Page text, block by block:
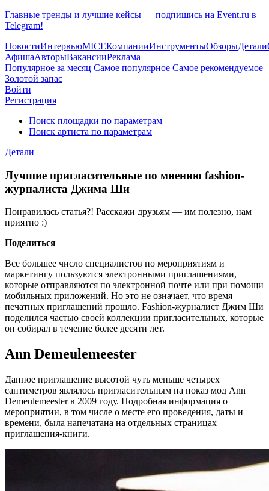
Главные тренды и лучшие кейсы — подпишись на Event.ru в
Telegram!
НовостиИнтервьюMICEКомпанииИнструментыОбзорыДетали
АфишаАвторыВакансииРеклама
Популярное за месяц Самое популярное Самое рекомендуемое
Золотой запас
Войти
Регистрация
Поиск площадки по параметрам
Поиск артиста по параметрам
Детали
Лучшие пригласительные по мнению fashion-
журналиста Джима Ши
Понравилась статья?! Расскажи друзьям — им полезно, нам
приятно :)
Поделиться
Все большее число специалистов по мероприятиям и
маркетингу пользуются электронными приглашениями,
которые отправляются по электронной почте или при помощи
мобильных приложений. Но это не означает, что время
печатных приглашений прошло. Fashion-журналист Джим Ши
поделился частью своей коллекции пригласительных, которые
он собирал в течение более десяти лет.
Ann Demeulemeester
Данное приглашение высотой чуть меньше четырех
сантиметров являлось пригласительным на показ мод Ann
Demeulemeester в 2009 году. Подробная информация о
мероприятии, в том числе о месте его проведения, даты и
времени, была напечатана на отдельных страницах
приглашения-книги.